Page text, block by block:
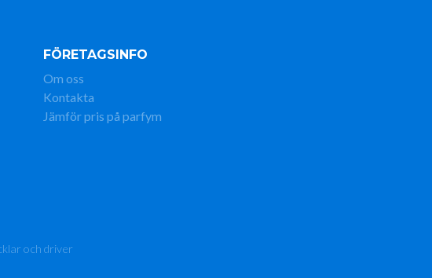
FÖRETAGSINFO
Om oss
Kontakta
Jämför pris på parfym
och driver